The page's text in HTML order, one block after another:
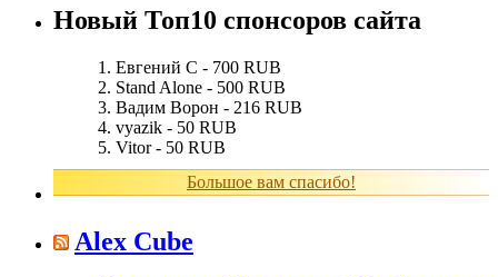
Новый Топ10 спонсоров сайта
Евгений С - 700 RUB
Stand Alone - 500 RUB
Вадим Ворон - 216 RUB
vyazik - 50 RUB
Vitor - 50 RUB
Большое вам спасибо!
Alex Cube